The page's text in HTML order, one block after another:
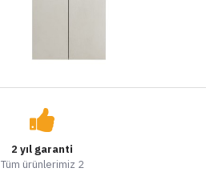
2 yıl garanti
Tüm ürünlerimiz 2